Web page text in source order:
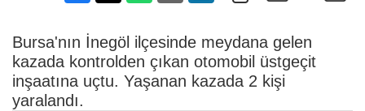
Bursa'nın İnegöl ilçesinde meydana gelen
kazada kontrolden çıkan otomobil üstgeçit
inşaatına uçtu. Yaşanan kazada 2 kişi
yaralandı.